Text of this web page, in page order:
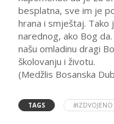
besplatna, sve im je
hrana i smještaj. Tako
narednog, ako Bog
našu omladinu dragi
školovanju i životu.
(Medžlis Bosanska
TAGS #IZDVOJENO